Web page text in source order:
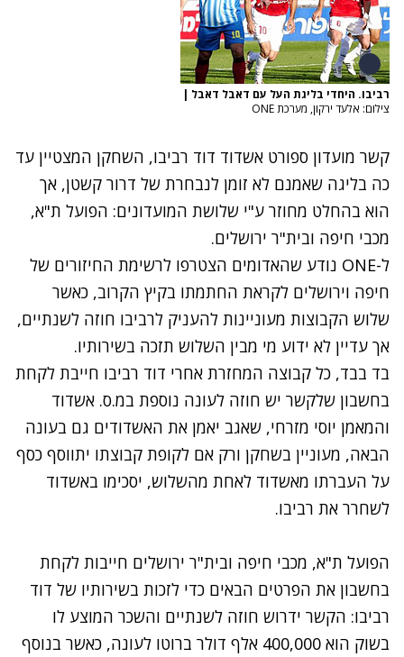
רביבו. היחדי בליגת העל עם דאבל דאבל |
צילום: אלעד ירקון, מערכת ONE
קשר מועדון ספורט אשדוד דוד רביבו, השחקן המצטיין עד
כה בליגה שאמנם לא זומן לנבחרת של דרור קשטן, אך
הוא בהחלט מחוזר ע"י שלושת המועדונים: הפועל ת"א,
מכבי חיפה ובית"ר ירושלים.
ל-ONE נודע שהאדומים הצטרפו לרשימת החיזורים של
חיפה וירושלים לקראת החתמתו בקיץ הקרוב, כאשר
שלוש הקבוצות מעוניינות להעניק לרביבו חוזה לשנתיים,
אך עדיין לא ידוע מי מבין השלוש תזכה בשירותיו.
בד בבד, כל קבוצה המחזרת אחרי דוד רביבו חייבת לקחת
בחשבון שלקשר יש חוזה לעונה נוספת במ.ס. אשדוד
והמאמן יוסי מזרחי, שאגב יאמן את האשדודים גם בעונה
הבאה, מעוניין בשחקן ורק אם לקופת קבוצתו יתווסף כסף
על העברתו מאשדוד לאחת מהשלוש, יסכימו באשדוד
לשחרר את רביבו.
הפועל ת"א, מכבי חיפה ובית"ר ירושלים חייבות לקחת
בחשבון את הפרטים הבאים כדי לזכות בשירותיו של דוד
רביבו: הקשר ידרוש חוזה לשנתיים והשכר המוצע לו
בשוק הוא 400,000 אלף דולר ברוטו לעונה, כאשר בנוסף